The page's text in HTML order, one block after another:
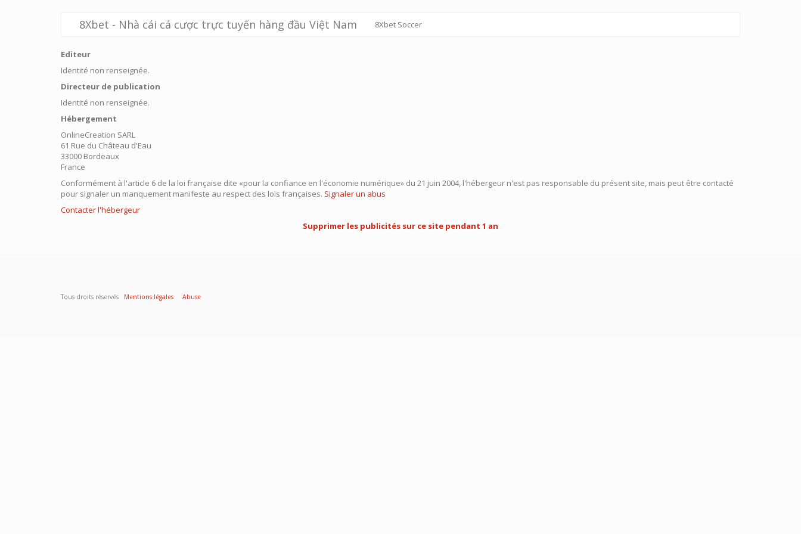
8Xbet - Nhà cái cá cược trực tuyến hàng đầu Việt Nam 8Xbet Soccer
Editeur
Identité non renseignée.
Directeur de publication
Identité non renseignée.
Hébergement
OnlineCreation SARL
61 Rue du Château d'Eau
33000 Bordeaux
France
Conformément à l'article 6 de la loi française dite «pour la confiance en l'économie numérique» du 21 juin 2004, l'hébergeur n'est pas responsable du présent site, mais peut être contacté
pour signaler un manquement manifeste au respect des lois françaises. Signaler un abus
Contacter l'hébergeur
Supprimer les publicités sur ce site pendant 1 an
Tous droits réservés Mentions légales Abuse